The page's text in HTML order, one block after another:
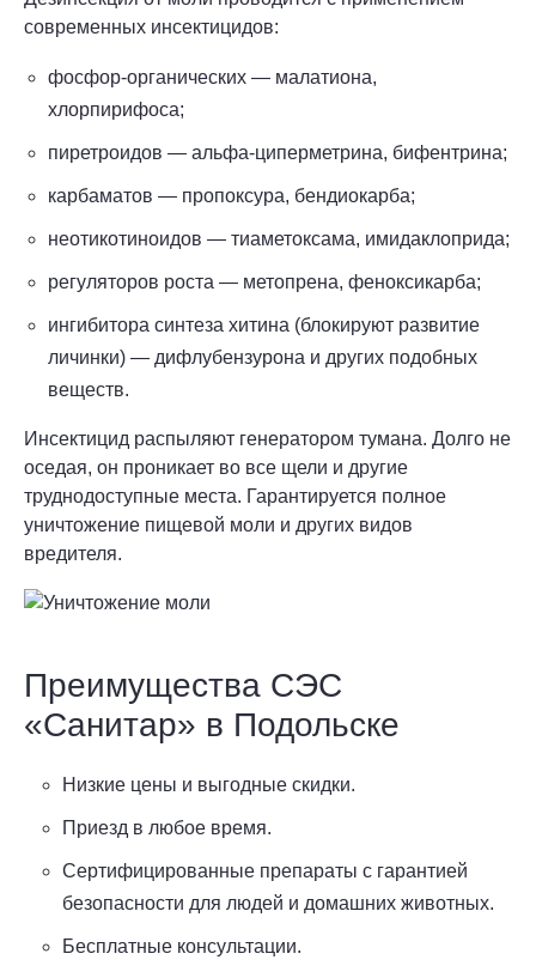
современных инсектицидов:
фосфор-органических — малатиона,
хлорпирифоса;
пиретроидов — альфа-циперметрина, бифентрина;
карбаматов — пропоксура, бендиокарба;
неотикотиноидов — тиаметоксама, имидаклоприда;
регуляторов роста — метопрена, феноксикарба;
ингибитора синтеза хитина (блокируют развитие
личинки) — дифлубензурона и других подобных
веществ.
Инсектицид распыляют генератором тумана. Долго не
оседая, он проникает во все щели и другие
труднодоступные места. Гарантируется полное
уничтожение пищевой моли и других видов
вредителя.
Преимущества СЭС
«Санитар» в Подольске
Низкие цены и выгодные скидки.
Приезд в любое время.
Сертифицированные препараты с гарантией
безопасности для людей и домашних животных.
Бесплатные консультации.